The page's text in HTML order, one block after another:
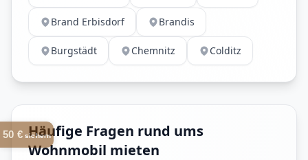
Brand Erbisdorf Brandis
Burgstädt Chemnitz Colditz
Häufige Fragen rund ums
Wohnmobil mieten
50 €sichern